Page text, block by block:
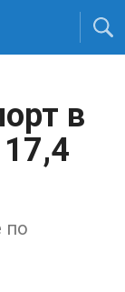
в
по